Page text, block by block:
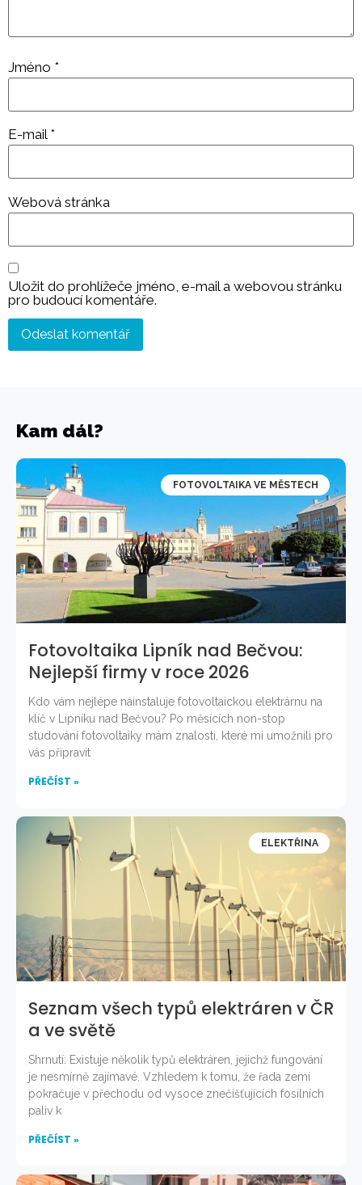
Jméno *
E-mail *
Webová stránka
Uložit do prohlížeče jméno, e-mail a webovou stránku
pro budoucí komentáře.
Kam dál?
FOTOVOLTAIKA VE MĚSTECH
Fotovoltaika Lipník nad Bečvou:
Nejlepší firmy v roce 2026
Kdo vám nejlépe nainstaluje fotovoltaickou elektrárnu na
klíč v Lipníku nad Bečvou? Po měsících non-stop
studování fotovoltaiky mám znalosti, které mi umožnili pro
vás připravit
PŘEČÍST »
ELEKTŘINA
Seznam všech typů elektráren v ČR
a ve světě
Shrnutí: Existuje několik typů elektráren, jejichž fungování
je nesmírně zajímavé. Vzhledem k tomu, že řada zemí
pokračuje v přechodu od vysoce znečišťujících fosilních
paliv k
PŘEČÍST »